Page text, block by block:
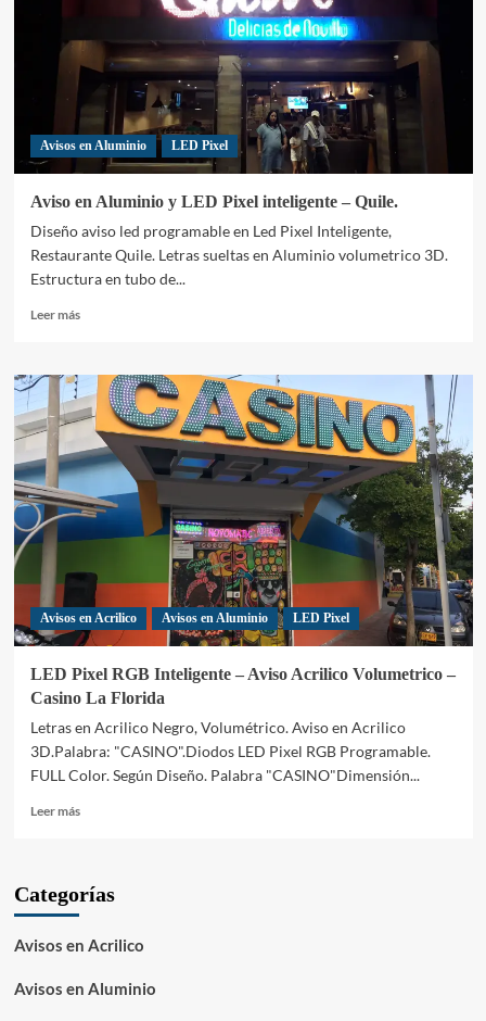
Casino
La
Florida.
Avisos en Aluminio LED Pixel
Aviso en Aluminio y LED Pixel inteligente – Quile.
Diseño aviso led programable en Led Pixel Inteligente,
Restaurante Quile. Letras sueltas en Aluminio volumetrico 3D.
Estructura en tubo de...
Leer másLeer
Aviso
en
Aluminio
LED
Pixel
inteligente
–
Quile.
Avisos en Acrilico Avisos en Aluminio LED Pixel
LED Pixel RGB Inteligente – Aviso Acrilico Volumetrico –
Casino La Florida
Letras en Acrilico Negro, Volumétrico. Aviso en Acrilico
3D.Palabra: "CASINO".Diodos LED Pixel RGB Programable.
FULL Color. Según Diseño. Palabra "CASINO"Dimensión...
Leer másLeer
Pixel
RGB
–
Acrilico
Categorías
Avisos en Acrilico
Avisos en Aluminio